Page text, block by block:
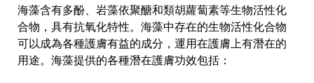
海藻含有多酚、岩藻依聚醣和類胡蘿蔔素等生物活性化
合物，具有抗氧化特性。海藻中存在的生物活性化合物
可以成為各種護膚有益的成分，運用在護膚上有潛在的
用途。海藻提供的各種潛在護膚功效包括：